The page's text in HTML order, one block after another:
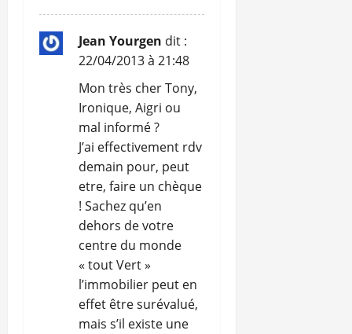
Jean Yourgen dit :
22/04/2013 à 21:48
Mon très cher Tony,
Ironique, Aigri ou
mal informé ?
J’ai effectivement rdv
demain pour, peut
etre, faire un chèque
! Sachez qu’en
dehors de votre
centre du monde
« tout Vert »
l’immobilier peut en
effet être surévalué,
mais s’il existe une